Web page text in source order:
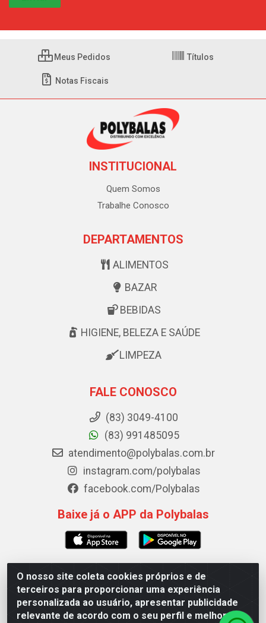
O nosso site coleta cookies próprios e de
terceiros para proporcionar uma experiência
personalizada ao usuário, apresentar publicidade
relevante de acordo com o seu perfil e melhorar a
Meus Pedidos Títulos
Notas Fiscais
INSTITUCIONAL
Quem Somos
Trabalhe Conosco
DEPARTAMENTOS
ALIMENTOS
BAZAR
BEBIDAS
HIGIENE, BELEZA E SAÚDE
LIMPEZA
FALE CONOSCO
(83) 3049-4100
(83) 991485095
atendimento@polybalas.com.br
instagram.com/polybalas
facebook.com/Polybalas
Baixe já o APP da Polybalas
Polybalas - Rua João Miguel de Souza, 173 Galpão B -
Ernesto Geisel, João Pessoa/PB - CEP 58.075-075 - CNPJ
00.909.327/0002-61